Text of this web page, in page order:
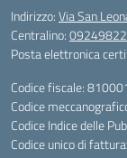
Indirizzo:Via San
Centralino:
Posta elettronica
Codice fiscale:
Codice
Codice Indice delle
Codice unico di